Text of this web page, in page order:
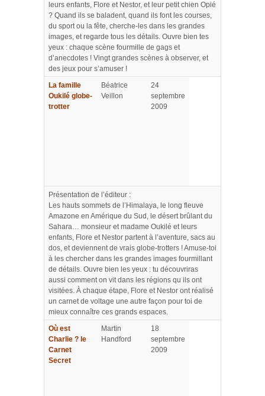
leurs enfants, Flore et Nestor, et leur petit chien Opié
? Quand ils se baladent, quand ils font les courses,
du sport ou la fête, cherche-les dans les grandes
images, et regarde tous les détails. Ouvre bien tes
yeux : chaque scène fourmille de gags et
d’anecdotes ! Vingt grandes scènes à observer, et
des jeux pour s’amuser !
La famille
Oukilé globe-
trotter
Béatrice
Veillon
24
septembre
2009
Présentation de l’éditeur :
Les hauts sommets de l’Himalaya, le long fleuve
Amazone en Amérique du Sud, le désert brûlant du
Sahara… monsieur et madame Oukilé et leurs
enfants, Flore et Nestor partent à l’aventure, sacs au
dos, et deviennent de vrais globe-trotters ! Amuse-toi
à les chercher dans les grandes images fourmillant
de détails. Ouvre bien les yeux : tu découvriras
aussi comment on vit dans les régions qu ils ont
visitées. À chaque étape, Flore et Nestor ont réalisé
un carnet de voltage une autre façon pour toi de
mieux connaître ces grands espaces.
Où est
Charlie ? le
Carnet
Secret
Martin
Handford
18
septembre
2009